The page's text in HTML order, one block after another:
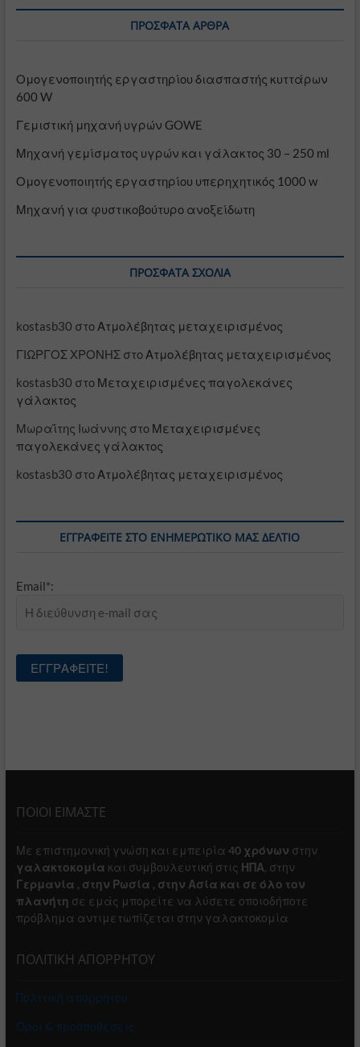
ΠΡΌΣΦΑΤΑ ΆΡΘΡΑ
Ομογενοποιητής εργαστηρίου διασπαστής κυττάρων
600 W
Γεμιστική μηχανή υγρών GOWE
Μηχανή γεμίσματος υγρών και γάλακτος 30 – 250 ml
Ομογενοποιητής εργαστηρίου υπερηχητικός 1000 w
Μηχανή για φυστικοβούτυρο ανοξείδωτη
ΠΡΌΣΦΑΤΑ ΣΧΌΛΙΑ
kostasb30 στο Ατμολέβητας μεταχειρισμένος
ΓΙΩΡΓΟΣ ΧΡΟΝΗΣστο Ατμολέβητας μεταχειρισμένος
kostasb30 στο Μεταχειρισμένες παγολεκάνες
γάλακτος
Μωραΐτης Ιωάννης στο Μεταχειρισμένες
παγολεκάνες γάλακτος
kostasb30 στο Ατμολέβητας μεταχειρισμένος
ΕΓΓΡΑΦΕΊΤΕ ΣΤΟ ΕΝΗΜΕΡΩΤΙΚΌ ΜΑΣ ΔΕΛΤΊΟ
Email*:
ΠΟΙΟΙ ΕΙΜΑΣΤΕ
Με επιστημονική γνώση και εμπειρία 40 χρόνων στην
γαλακτοκομία και συμβουλευτική στις ΗΠΑ, στην
Γερμανία , στην Ρωσία , στην Ασία και σε όλο τον
πλανήτη σε εμάς μπορείτε να λύσετε οποιοδήποτε
πρόβλημα αντιμετωπίζεται στην γαλακτοκομία
ΠΟΛΙΤΙΚΗ ΑΠΟΡΡΗΤΟΥ
Πολιτική απορρήτου
Όροι & προϋποθέσεις